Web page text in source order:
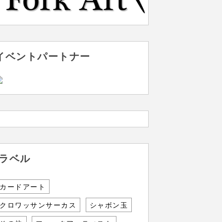
ベントパートナー
ラベル
カードアート
クロワッサンサーカス シャボン玉